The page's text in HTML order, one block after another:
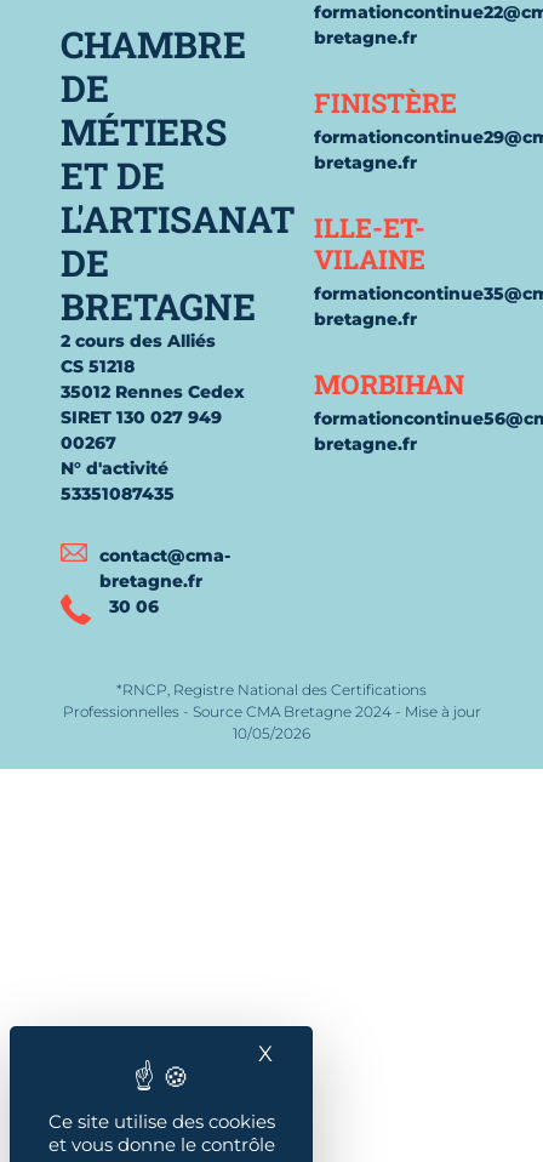
Ce site utilise des cookies
et vous donne le contrôle
X
CHAMBRE
DE
MÉTIERS
ET DE
L'ARTISANAT
DE
BRETAGNE
2 cours des Alliés
CS 51218
35012 Rennes Cedex
SIRET 130 027 949
00267
N° d'activité
53351087435
contact@cma-
bretagne.fr
30 06
bretagne.fr
FINISTÈRE
bretagne.fr
ILLE-ET-
VILAINE
bretagne.fr
MORBIHAN
bretagne.fr
*RNCP, Registre National des Certifications
Professionnelles - Source CMA Bretagne 2024 - Mise à jour
10/05/2026